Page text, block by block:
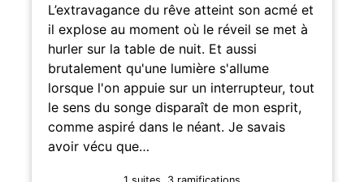
L’extravagance du rêve atteint son acmé et
il explose au moment où le réveil se met à
hurler sur la table de nuit. Et aussi
brutalement qu'une lumière s'allume
lorsque l'on appuie sur un interrupteur, tout
le sens du songe disparaît de mon esprit,
comme aspiré dans le néant. Je savais
avoir vécu que…